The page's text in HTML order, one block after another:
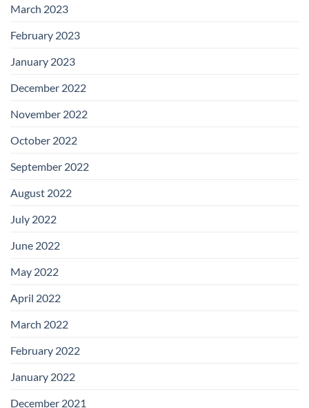
March 2023
February 2023
January 2023
December 2022
November 2022
October 2022
September 2022
August 2022
July 2022
June 2022
May 2022
April 2022
March 2022
February 2022
January 2022
December 2021